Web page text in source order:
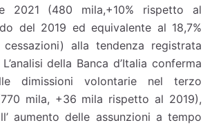
2021 (480 mila,+10% rispetto al
del 2019 ed equivalente al 18,7%
alla tendenza registrata
della Banca d’Italia conferma
dimissioni volontarie nel terzo
mila, +36 mila rispetto al 2019),
aumento delle assunzioni a tempo